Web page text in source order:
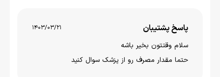
پاسخ پشتیبان 1403/03/21
سلام وقتتون بخير باشه
حتما مقدار مصرف رو از پزشک سوال کنید